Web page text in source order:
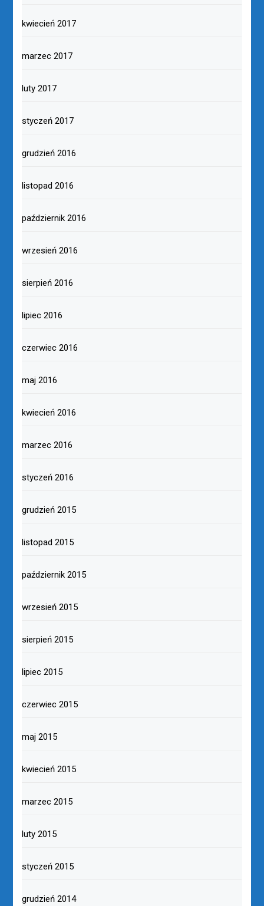
kwiecień 2017
marzec 2017
luty 2017
styczeń 2017
grudzień 2016
listopad 2016
październik 2016
wrzesień 2016
sierpień 2016
lipiec 2016
czerwiec 2016
maj 2016
kwiecień 2016
marzec 2016
styczeń 2016
grudzień 2015
listopad 2015
październik 2015
wrzesień 2015
sierpień 2015
lipiec 2015
czerwiec 2015
maj 2015
kwiecień 2015
marzec 2015
luty 2015
styczeń 2015
grudzień 2014